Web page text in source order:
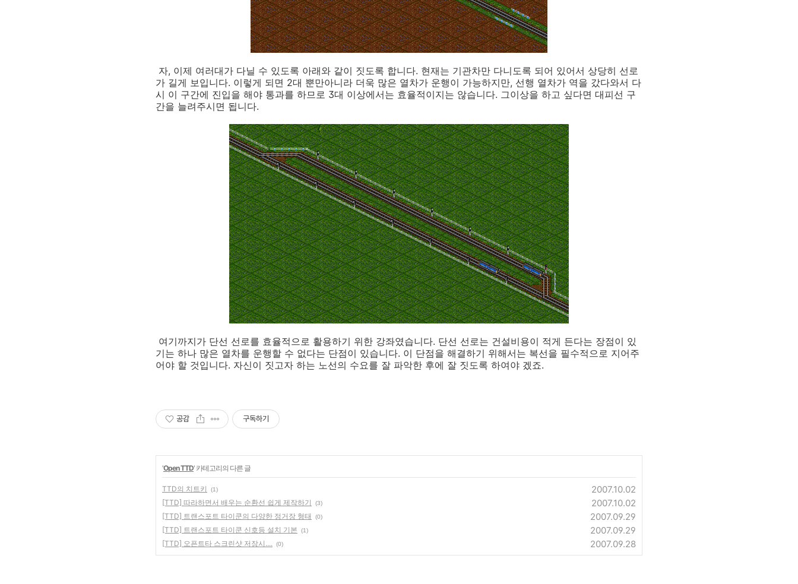
자, 이제 여러대가 다닐 수 있도록 아래와 같이 짓도록 합니다. 현재는 기관차만 다니도록 되어 있어서 상당히 선로
가 길게 보입니다. 이렇게 되면 2대 뿐만아니라 더욱 많은 열차가 운행이 가능하지만, 선행 열차가 역을 갔다와서 다
시 이 구간에 진입을 해야 통과를 하므로 3대 이상에서는 효율적이지는 않습니다. 그이상을 하고 싶다면 대피선 구
간을 늘려주시면 됩니다.
여기까지가 단선 선로를 효율적으로 활용하기 위한 강좌였습니다. 단선 선로는 건설비용이 적게 든다는 장점이 있
기는 하나 많은 열차를 운행할 수 없다는 단점이 있습니다. 이 단점을 해결하기 위해서는 복선을 필수적으로 지어주
어야 할 것입니다. 자신이 짓고자 하는 노선의 수요를 잘 파악한 후에 잘 짓도록 하여야 겠죠.
공감 구독하기
'Open TTD' 카테고리의 다른 글
TTD의 치트키 (1) 2007.10.02
[TTD] 따라하면서 배우는 순환선 쉽게 제작하기 (3) 2007.10.02
[TTD] 트랜스포트 타이쿤의 다양한 정거장 형태 (0) 2007.09.29
[TTD] 트랜스포트 타이쿤 신호등 설치 기본 (1) 2007.09.29
[TTD] 오픈트타 스크린샷 저장시.... (0) 2007.09.28